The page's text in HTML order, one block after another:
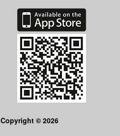
Copyright © 2026